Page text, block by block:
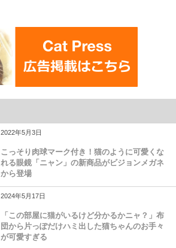
2022年5月3日
こっそり肉球マーク付き！猫のように可愛くな
れる眼鏡「ニャン」の新商品がビジョンメガネ
から登場
2024年5月17日
「この部屋に猫がいるけど分かるかニャ？」布
団から片っぽだけハミ出した猫ちゃんのお手々
が可愛すぎる